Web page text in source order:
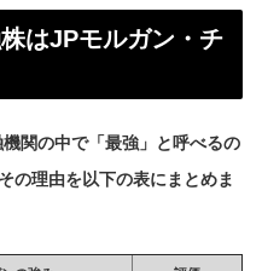
はJPモルガン・チ
関の中で「最強」と呼べるの
の理由を以下の表にまとめま